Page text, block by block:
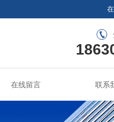
在线留言 联系